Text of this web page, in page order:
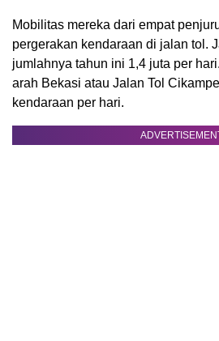
Mobilitas mereka dari empat
pergerakan kendaraan di jalan tol.
jumlahnya tahun ini 1,4 juta per
arah Bekasi atau Jalan Tol
kendaraan per hari.